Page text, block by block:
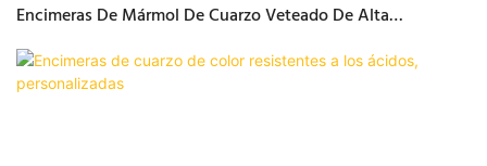
Encimeras De Mármol De Cuarzo Veteado De Alta
Resistencia A La Temperatura